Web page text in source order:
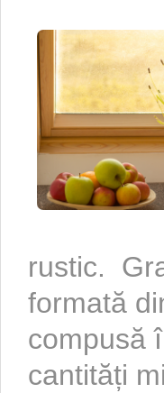
rustic.
formată
compusă
cantități